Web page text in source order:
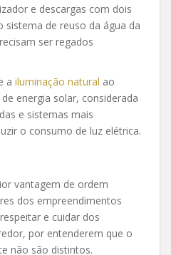
e descargas com dois
de reuso da água da
ser regados
a iluminação natural ao
energia solar, considerada
e sistemas mais
o consumo de luz elétrica.
vantagem de ordem
dos empreendimentos
e cuidar dos
por entenderem que o
não são distintos.